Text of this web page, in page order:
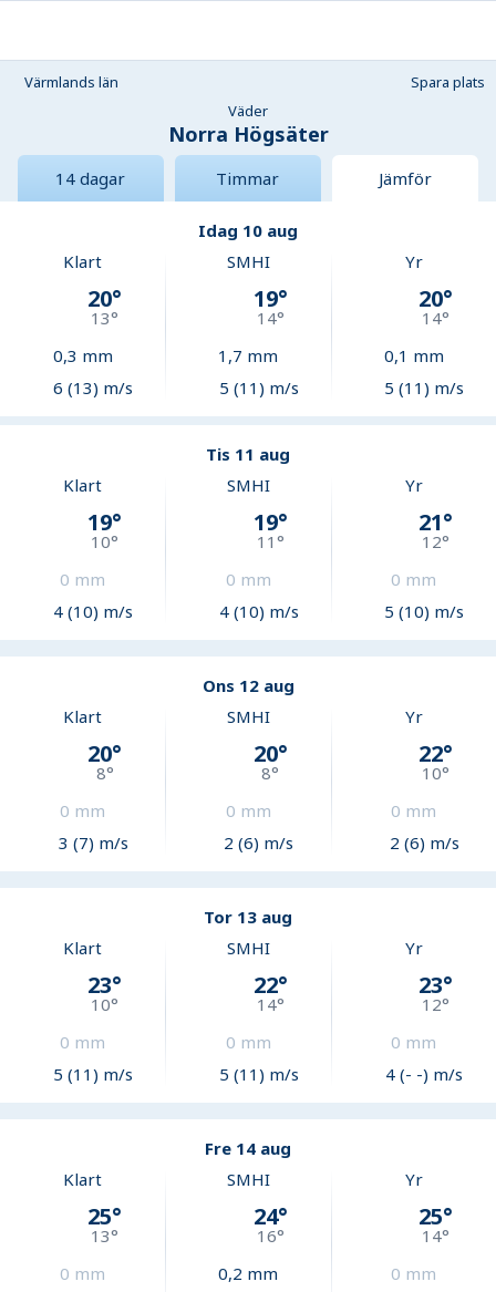
Värmlands län
Spara plats
Väder
Norra Högsäter
14 dagar Timmar Jämför
Idag 10 aug
Klart
20°
13°
0,3 mm
6 (13) m/s
SMHI
19°
14°
1,7 mm
5 (11) m/s
Yr
20°
14°
0,1 mm
5 (11) m/s
Tis 11 aug
Klart
19°
10°
0 mm
4 (10) m/s
SMHI
19°
11 °
0 mm
4 (10) m/s
Yr
21°
12°
0 mm
5 (10) m/s
Ons 12 aug
Klart
20°
8°
0 mm
3 (7) m/s
SMHI
20°
8°
0 mm
2 (6) m/s
Yr
22°
10°
0 mm
2 (6) m/s
Tor 13 aug
Klart
23°
10°
0 mm
5 (11) m/s
SMHI
22°
14°
0 mm
5 (11) m/s
Yr
23°
12°
0 mm
4 (- -) m/s
Fre 14 aug
Klart
25°
13°
0 mm
SMHI
24°
16°
0,2 mm
Yr
25°
14°
0 mm